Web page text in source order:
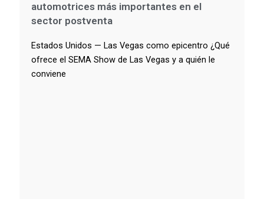
automotrices más importantes en el
sector postventa
Estados Unidos — Las Vegas como epicentro ¿Qué
ofrece el SEMA Show de Las Vegas y a quién le
conviene